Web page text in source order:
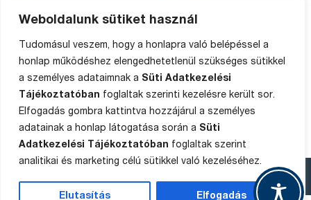
Weboldalunk sütiket használ
Tudomásul veszem, hogy a honlapra való belépéssel a
honlap működéshez elengedhetetlenül szükséges sütikkel
a személyes adataimnak a Süti Adatkezelési
Tájékoztatóban foglaltak szerinti kezelésre került sor.
Elfogadás gombra kattintva hozzájárul a személyes
adatainak a honlap látogatása során a Süti
Adatkezelési Tájékoztatóban foglaltak szerint
analitikai és marketing célú sütikkel való kezeléséhez.
Elutasítás Elfogadás
Private Banking
Ügyféltájékoztató
Sütik
Impresszum
Média
Panaszkezelés
Oldaltérkép
Copyright © 2015-2025 SPB Befektetési Zrt.